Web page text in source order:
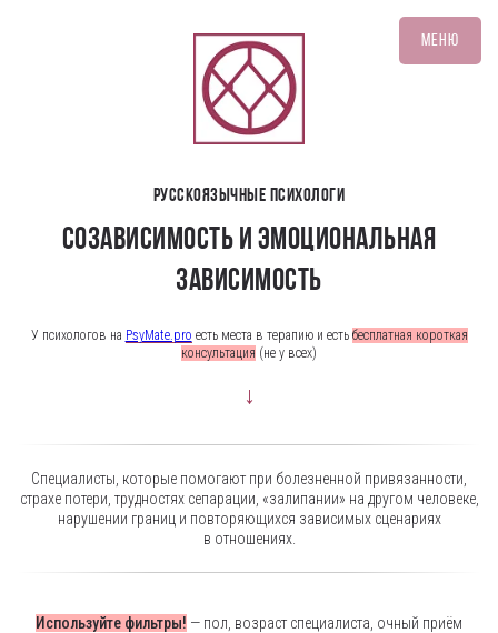
Русскоязычные психологи
Созависимость и эмоциональная
зависимость
У психологов на PsyMate.pro есть места в терапию и есть бесплатная короткая
консультация (не у всех)
↓
Меню
Специалисты, которые помогают при болезненной привязанности,
страхе потери, трудностях сепарации, «залипании» на другом человеке,
нарушении границ и повторяющихся зависимых сценариях
в отношениях.
Используйте фильтры! — пол, возраст специалиста, очный приём